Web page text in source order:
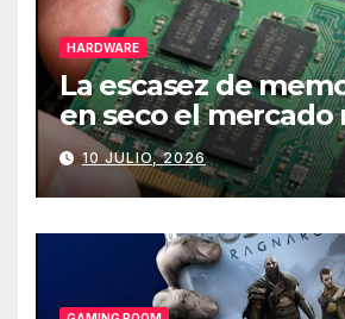
HARDWARE
La escasez de
en seco el mercado
de PCs
10 JULIO, 2026